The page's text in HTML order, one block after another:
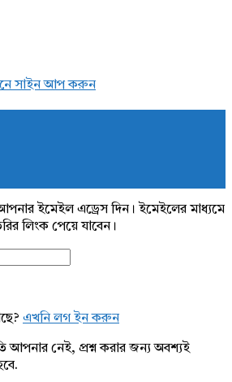
সাইন আপ করুন
ইমেইল এড্রেস দিন। ইমেইলের মাধ্যমে
লিংক পেয়ে যাবেন।
এখনি লগ ইন করুন
আপনার নেই, প্রশ্ন করার জন্য অবশ্যই